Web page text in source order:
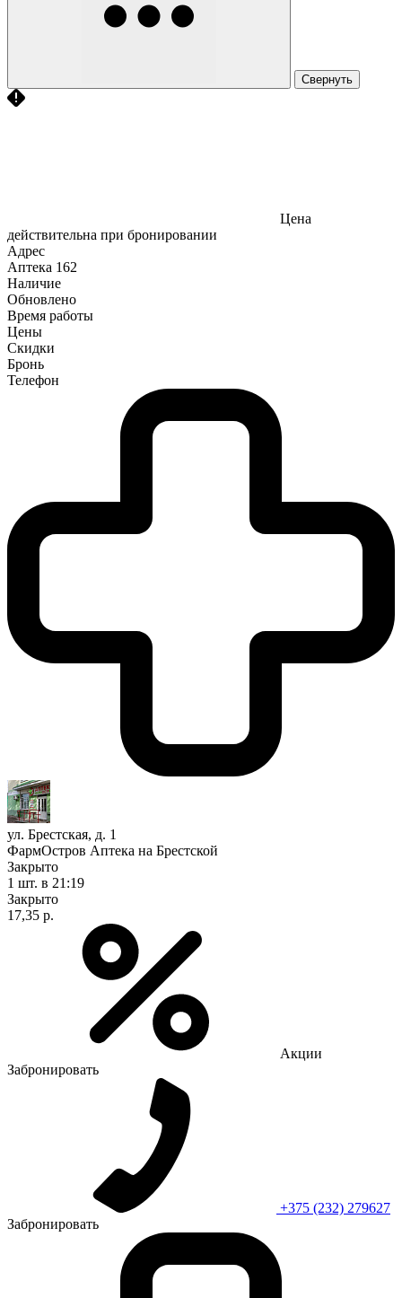
Свернуть
Цена
действительна при бронировании
Адрес
Аптека 162
Наличие
Обновлено
Время работы
Цены
Скидки
Бронь
Телефон
ул. Брестская, д. 1
ФармОстров Аптека на Брестской
Закрыто
1 шт. в 21:19
Закрыто
17,35 р.
Акции
Забронировать
+375 (232) 279627
Забронировать